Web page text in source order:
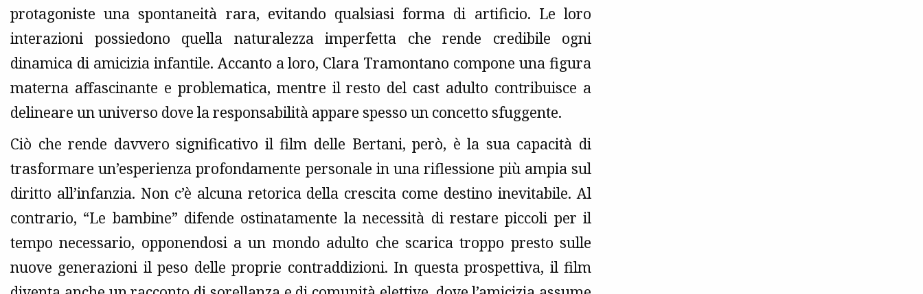
protagoniste una spontaneità rara, evitando qualsiasi forma di artificio. Le loro
interazioni possiedono quella naturalezza imperfetta che rende credibile ogni
dinamica di amicizia infantile. Accanto a loro, Clara Tramontano compone una figura
materna affascinante e problematica, mentre il resto del cast adulto contribuisce a
delineare un universo dove la responsabilità appare spesso un concetto sfuggente.
Ciò che rende davvero significativo il film delle Bertani, però, è la sua capacità di
trasformare un’esperienza profondamente personale in una riflessione più ampia sul
diritto all’infanzia. Non c’è alcuna retorica della crescita come destino inevitabile. Al
contrario, “Le bambine” difende ostinatamente la necessità di restare piccoli per il
tempo necessario, opponendosi a un mondo adulto che scarica troppo presto sulle
nuove generazioni il peso delle proprie contraddizioni. In questa prospettiva, il film